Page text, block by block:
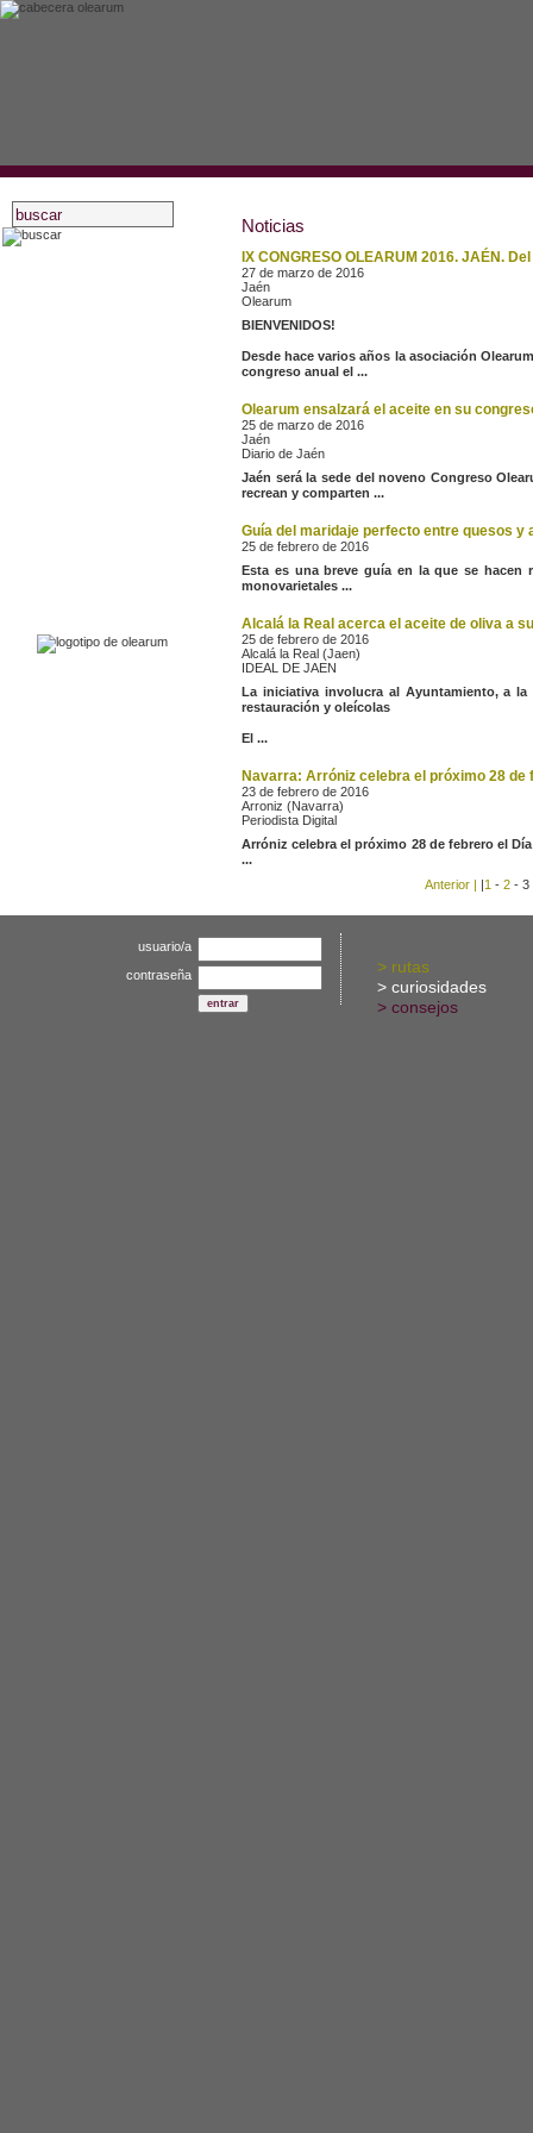
Noticias
IX CONGRESO OLEARUM 2016. JAÉN.
27 de marzo de 2016
Jaén
Olearum
BIENVENIDOS!
Desde hace varios años la asociación
congreso anual el ...
Olearum ensalzará el aceite en su
25 de marzo de 2016
Jaén
Diario de Jaén
Jaén será la sede del noveno Congreso
recrean y comparten ...
Guía del maridaje perfecto entre quesos y
25 de febrero de 2016
Esta es una breve guía en la que se hacen
monovarietales ...
25 de febrero de 2016
Alcalá la Real (Jaen)
IDEAL DE JAEN
La iniciativa involucra al Ayuntamiento, a
restauración y oleícolas
El ...
Navarra: Arróniz celebra el próximo 28 de
23 de febrero de 2016
Arroniz (Navarra)
Periodista Digital
Arróniz celebra el próximo 28 de febrero el
...
Anterior | |1 - 2 - 3
usuario/a
contraseña
> rutas
> curiosidades
> consejos